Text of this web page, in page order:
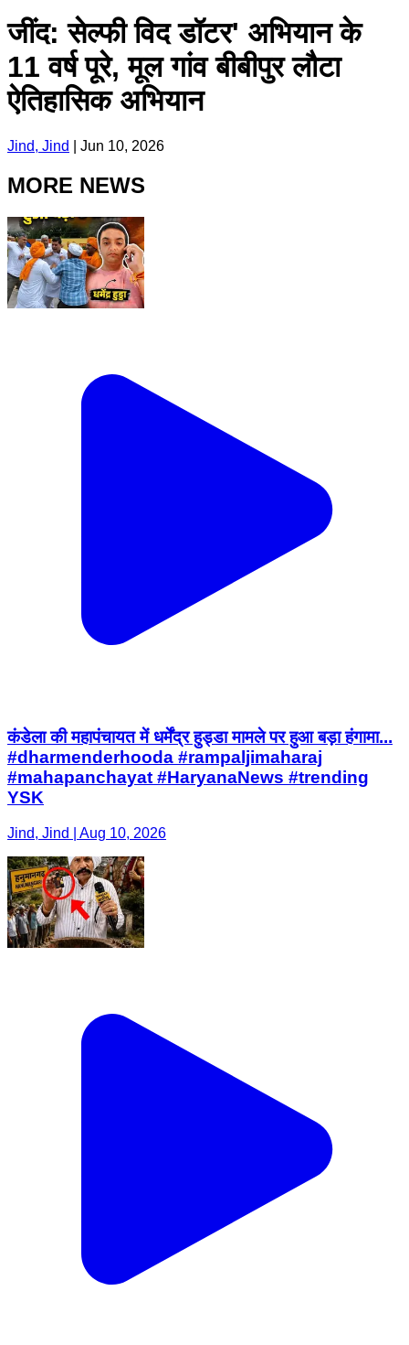
जींद: सेल्फी विद डॉटर' अभियान के
11 वर्ष पूरे, मूल गांव बीबीपुर लौटा
ऐतिहासिक अभियान
Jind, Jind Jun 10, 2026
MORE NEWS
कंडेला की महापंचायत में धर्मेंद्र हुड्डा मामले पर हुआ बड़ा हंगामा...
#dharmenderhooda #rampaljimaharaj
#mahapanchayat #HaryanaNews #trending
YSK
Jind, Jind | Aug 10, 2026